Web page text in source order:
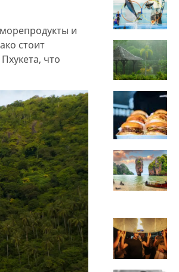
и
стоит
что